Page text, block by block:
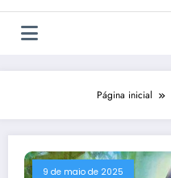
Página inicial
9 de maio de 2025